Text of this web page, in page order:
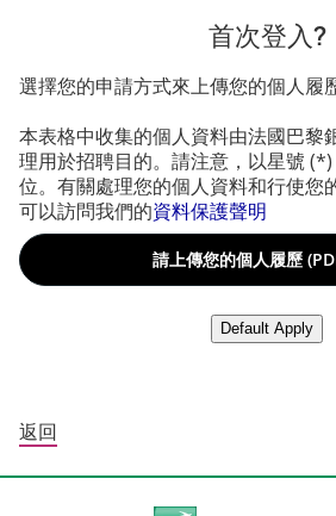
首次登入?
選擇您的申請方式來上傳您的個人履
本表格中收集的個人資料由法國巴黎
理用於招聘目的。請注意，以星號
位。有關處理您的個人資料和行使您
可以訪問我們的資料保護聲明
請上傳您的個人履歷
請上傳您的個人履歷 (PDF格式)
Default Apply
從LinkedIn上傳履
返回